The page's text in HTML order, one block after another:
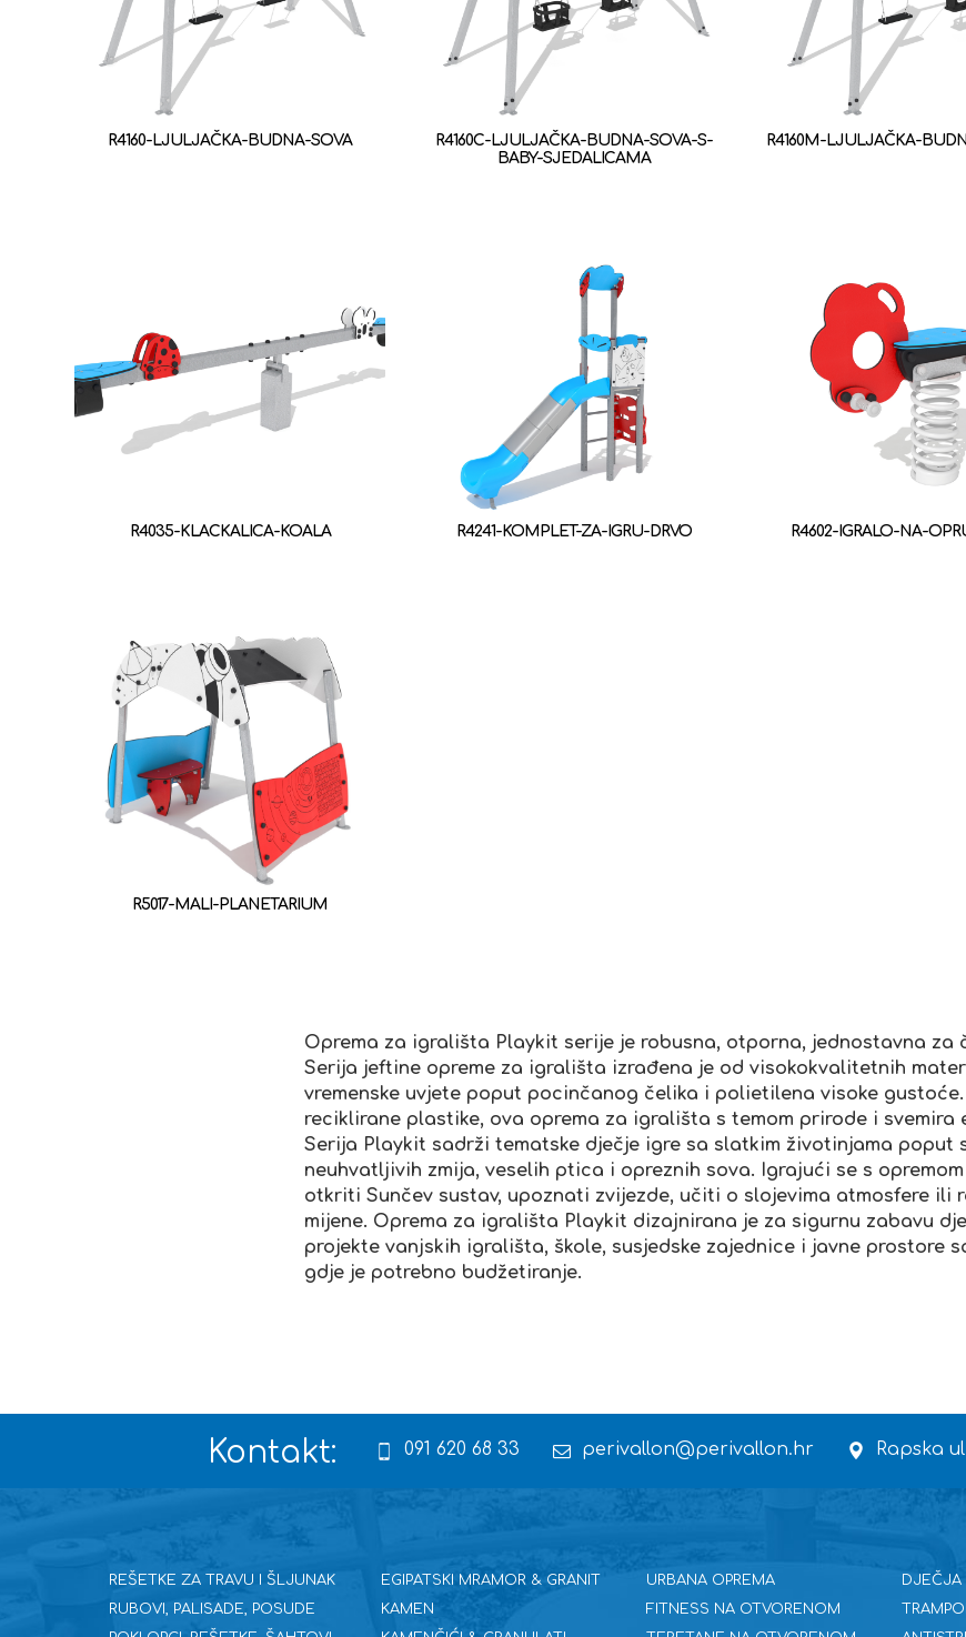
R4160-LJULJAČKA-BUDNA-SOVA
R4160C-LJULJAČKA-BUDNA-SOVA-S-
BABY-SJEDALICAMA
R4160M-LJULJAČKA-
R4035-KLACKALICA-KOALA R4241-KOMPLET-ZA-IGRU-DRVO R4602-IGRALO-NA-
R5017-MALI-PLANETARIUM
Oprema za igrališta Playkit serije je robusna, otporna, jednostavna za
Serija jeftine opreme za igrališta izrađena je od visokokvalitetnih
vremenske uvjete poput pocinčanog čelika i polietilena visoke gustoće.
reciklirane plastike, ova oprema za igrališta s temom prirode i svemira
Serija Playkit sadrži tematske dječje igre sa slatkim životinjama poput
neuhvatljivih zmija, veselih ptica i opreznih sova. Igrajući se s
otkriti Sunčev sustav, upoznati zvijezde, učiti o slojevima atmosfere ili
mijene. Oprema za igrališta Playkit dizajnirana je za sigurnu zabavu
projekte vanjskih igrališta, škole, susjedske zajednice i javne prostore
gdje je potrebno budžetiranje.
Kontakt: 091 620 68 33 perivallon@perivallon.hr Rapska
REŠETKE ZA TRAVU I ŠLJUNAK
RUBOVI, PALISADE, POSUDE
EGIPATSKI MRAMOR & GRANIT
KAMEN
URBANA OPREMA
FITNESS NA OTVORENOM
DJEČJA